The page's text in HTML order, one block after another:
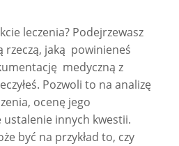
leczenia? Podejrzewasz
rzeczą, jaką powinieneś
medyczną z
Pozwoli to na analizę
ocenę jego
ustalenie innych kwestii.
być na przykład to, czy